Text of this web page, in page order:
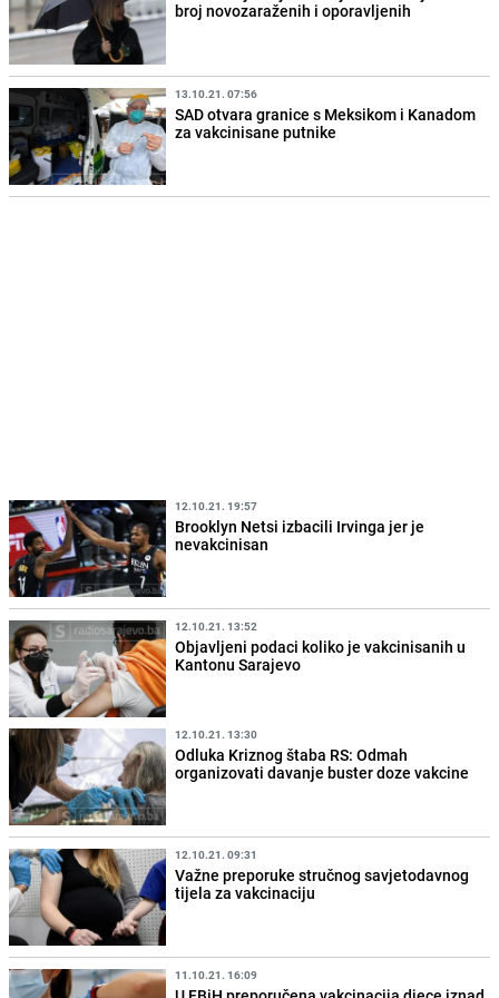
broj novozaraženih i oporavljenih
13.10.21. 07:56
SAD otvara granice s Meksikom i Kanadom
za vakcinisane putnike
12.10.21. 19:57
Brooklyn Netsi izbacili Irvinga jer je
nevakcinisan
12.10.21. 13:52
Objavljeni podaci koliko je vakcinisanih u
Kantonu Sarajevo
12.10.21. 13:30
Odluka Kriznog štaba RS: Odmah
organizovati davanje buster doze vakcine
12.10.21. 09:31
Važne preporuke stručnog savjetodavnog
tijela za vakcinaciju
11.10.21. 16:09